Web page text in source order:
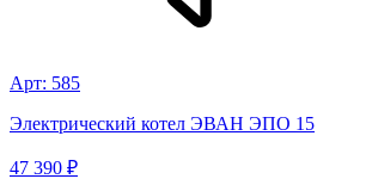
Арт: 585
Электрический котел ЭВАН ЭПО 15
47 390 ₽